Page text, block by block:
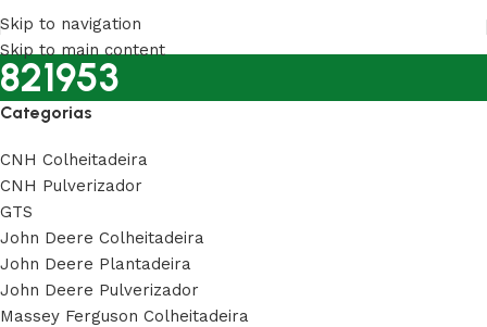
Skip to navigation
Skip to main content
821953
Categorias
CNH Colheitadeira
CNH Pulverizador
GTS
John Deere Colheitadeira
John Deere Plantadeira
John Deere Pulverizador
Massey Ferguson Colheitadeira